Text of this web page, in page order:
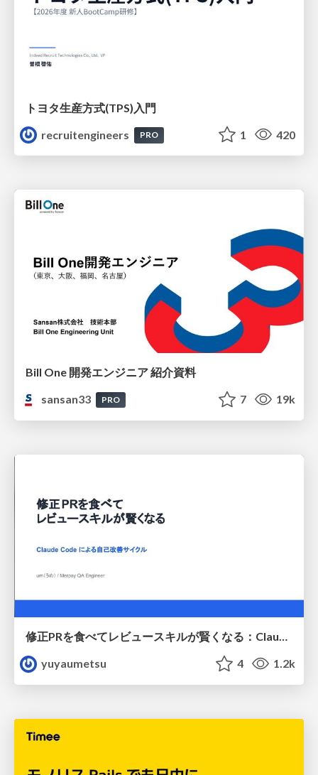
トヨタ⽣産⽅式(TPS)⼊⾨
recruitengineers
PRO 1 420
Bill One 開発エンジニア 紹介資料
sansan33
PRO 7 19k
修正PRを食べてレビュースキルが賢くなる：Claude Codeによる自己改善サイクル
yuyaumetsu
4 1.2k